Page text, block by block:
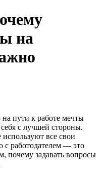
на
пути к работе мечты
с лучшей стороны.
все свои
с работодателем — это
почему задавать вопросы